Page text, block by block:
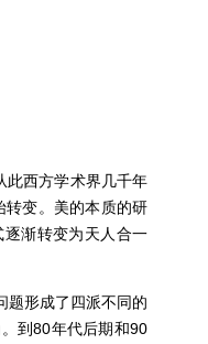
此西方学术界几千年
转变。美的本质的研
渐转变为天人合一
题形成了四派不同的
到80年代后期和90